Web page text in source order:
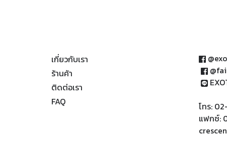
เกี่ยวกับเรา
ร้านค้า
ติดต่อเรา
FAQ
โทร:
แฟกซ์: